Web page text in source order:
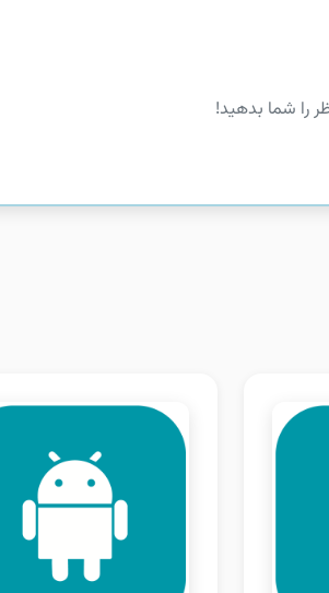
را شما بدهید!